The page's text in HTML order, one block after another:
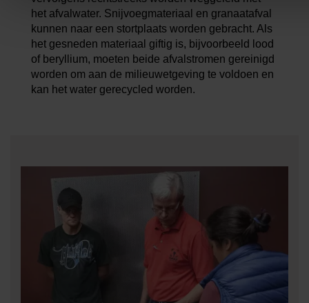
het afvalwater. Snijvoegmateriaal en granaatafval
kunnen naar een stortplaats worden gebracht. Als
het gesneden materiaal giftig is, bijvoorbeeld lood
of beryllium, moeten beide afvalstromen gereinigd
worden om aan de milieuwetgeving te voldoen en
kan het water gerecycled worden.